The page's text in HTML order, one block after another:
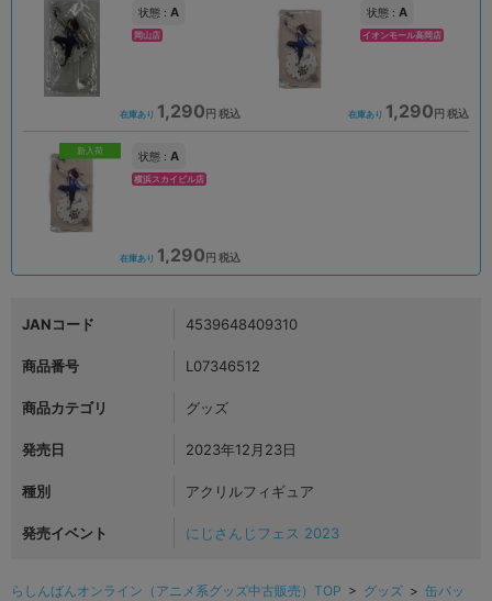
状態 : A
岡山店
在庫あり 1,290 円 税込
状態 : A
イオンモール高岡店
在庫あり 1,290 円 税込
新入荷 状態 : A
横浜スカイビル店
在庫あり 1,290 円 税込
JANコード 4539648409310
商品番号 L07346512
商品カテゴリ グッズ
発売日 2023年12月23日
種別 アクリルフィギュア
発売イベント にじさんじフェス 2023
らしんばんオンライン（アニメ系グッズ中古販売）TOP > グッズ > 缶バッ